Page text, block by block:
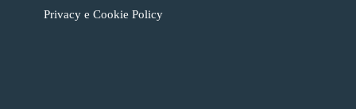
Privacy e Cookie Policy